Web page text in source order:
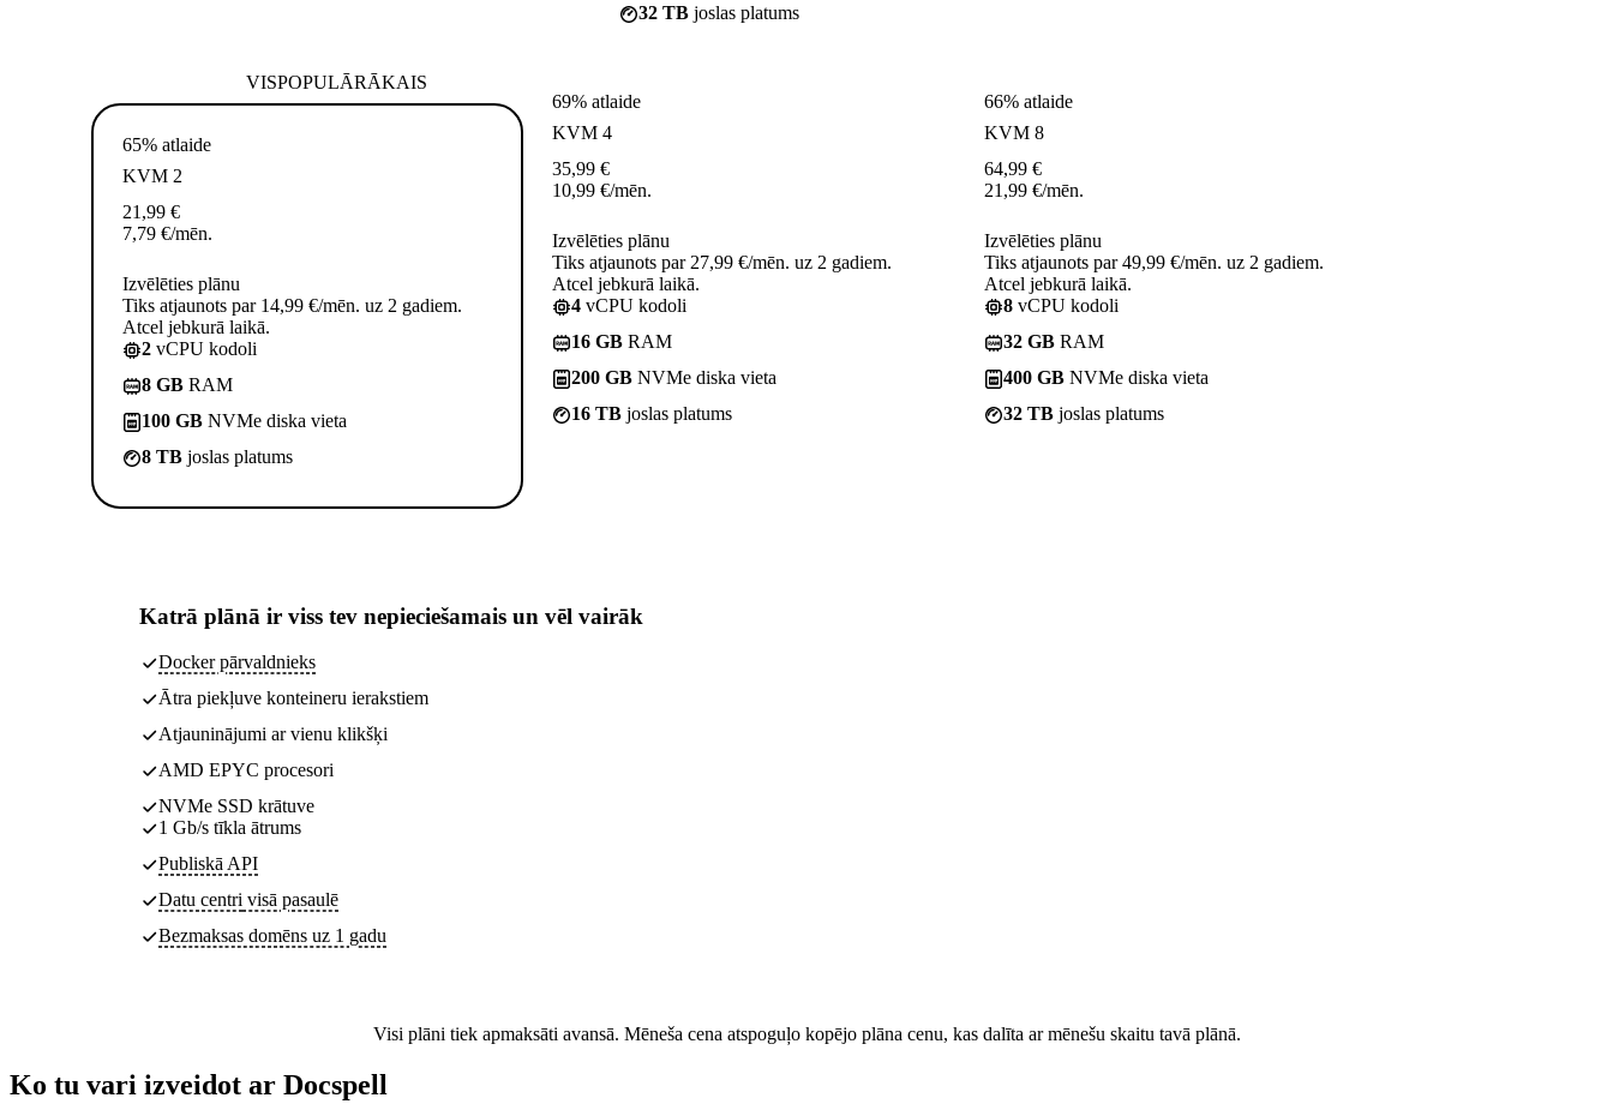
32 TB joslas platums
VISPOPULĀRĀKAIS
65% atlaide
KVM 2
21,99 €
7,79 €/mēn.
Izvēlēties plānu
Tiks atjaunots par 14,99 €/mēn. uz 2 gadiem.
Atcel jebkurā laikā.
2 vCPU kodoli
8 GB RAM
100 GB NVMe diska vieta
8 TB joslas platums
69% atlaide
KVM 4
35,99 €
10,99 €/mēn.
Izvēlēties plānu
Tiks atjaunots par 27,99 €/mēn. uz 2 gadiem.
Atcel jebkurā laikā.
4 vCPU kodoli
16 GB RAM
200 GB NVMe diska vieta
16 TB joslas platums
66% atlaide
KVM 8
64,99 €
21,99 €/mēn.
Izvēlēties plānu
Tiks atjaunots par 49,99 €/mēn. uz 2 gadiem.
Atcel jebkurā laikā.
8 vCPU kodoli
32 GB RAM
400 GB NVMe diska vieta
32 TB joslas platums
Katrā plānā ir viss tev nepieciešamais un vēl vairāk
Docker pārvaldnieks
Ātra piekļuve konteineru ierakstiem
Atjauninājumi ar vienu klikšķi
AMD EPYC procesori
NVMe SSD krātuve
1 Gb/s tīkla ātrums
Publiskā API
Datu centri visā pasaulē
Bezmaksas domēns uz 1 gadu
Visi plāni tiek apmaksāti avansā. Mēneša cena atspoguļo kopējo plāna cenu, kas dalīta ar mēnešu skaitu tavā plānā.
Ko tu vari izveidot ar Docspell